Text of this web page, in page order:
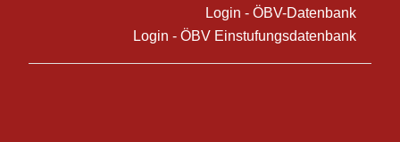
Login - ÖBV-Datenbank
Login - ÖBV Einstufungsdatenbank